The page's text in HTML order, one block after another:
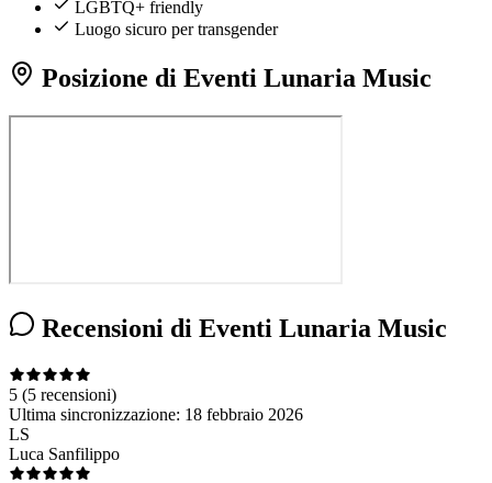
LGBTQ+ friendly
Luogo sicuro per transgender
Posizione di Eventi Lunaria Music
Recensioni di Eventi Lunaria Music
5 (5 recensioni)
Ultima sincronizzazione: 18 febbraio 2026
LS
Luca Sanfilippo